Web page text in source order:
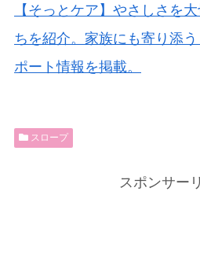
【そっとケア】やさしさを
ちを紹介。家族にも寄り添
ポート情報を掲載。
スロープ
スポンサー